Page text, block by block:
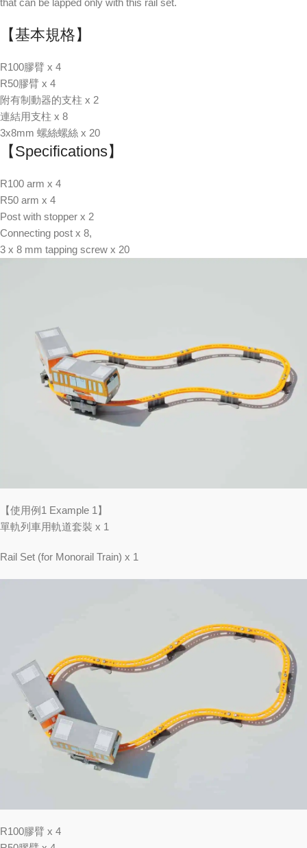
that can be lapped only with this rail set.
【基本規格】
R100膠臂 x 4
R50膠臂 x 4
附有制動器的支柱 x 2
連結用支柱 x 8
3x8mm 螺絲螺絲 x 20
【Specifications】
R100 arm x 4
R50 arm x 4
Post with stopper x 2
Connecting post x 8,
3 x 8 mm tapping screw x 20
【使用例1 Example 1】
單軌列車用軌道套裝 x 1
Rail Set (for Monorail Train) x 1
R100膠臂 x 4